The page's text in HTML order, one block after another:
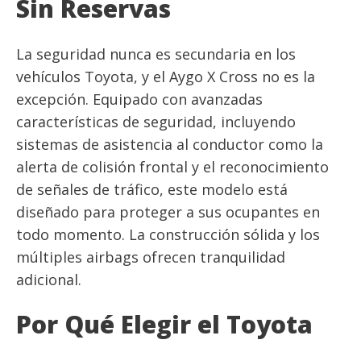
Sin Reservas
La seguridad nunca es secundaria en los
vehículos Toyota, y el Aygo X Cross no es la
excepción. Equipado con avanzadas
características de seguridad, incluyendo
sistemas de asistencia al conductor como la
alerta de colisión frontal y el reconocimiento
de señales de tráfico, este modelo está
diseñado para proteger a sus ocupantes en
todo momento. La construcción sólida y los
múltiples airbags ofrecen tranquilidad
adicional.
Por Qué Elegir el Toyota